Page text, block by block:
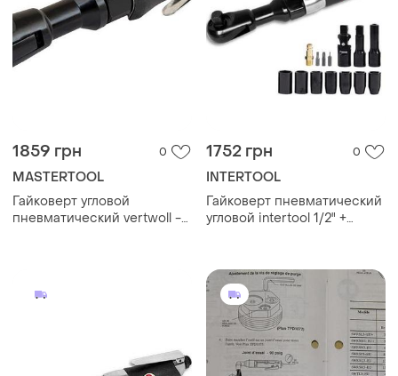
1859 грн 0
MASTERTOOL
Гайковерт угловой
пневматический vertwoll -
1752 грн 0
INTERTOOL
Гайковерт пневматический
угловой intertool 1/2" +